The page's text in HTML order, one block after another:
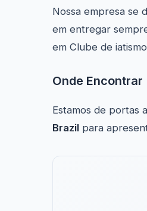
Nossa empresa se
em entregar
em Clube de
Onde Encontrar
Estamos de portas
Brazil para